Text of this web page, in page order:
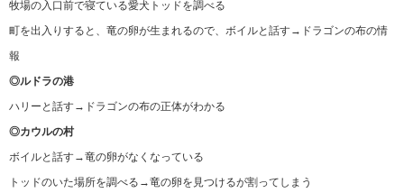
牧場の入口前で寝ている愛犬トッドを調べる
町を出入りすると、竜の卵が生まれるので、ボイルと話す→ドラゴンの布の情
報
◎ルドラの港
ハリーと話す→ドラゴンの布の正体がわかる
◎カウルの村
ボイルと話す→竜の卵がなくなっている
トッドのいた場所を調べる→竜の卵を見つけるが割ってしまう